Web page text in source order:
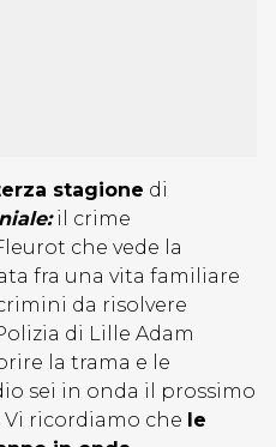
stagione di
il crime
che vede la
fra una vita familiare
da risolvere
di Lille Adam
la trama e le
sei in onda il prossimo
Vi ricordiamo che le